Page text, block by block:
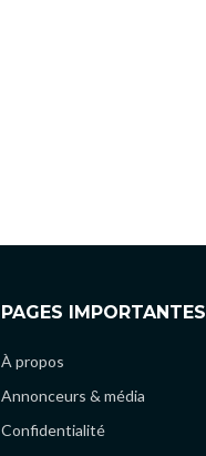
PAGES IMPORTANTES
À propos
Annonceurs & média
Confidentialité